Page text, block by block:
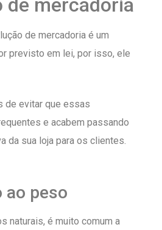
de mercadoria
de mercadoria é um
previsto em lei, por isso, ele
de evitar que essas
e acabem passando
da sua loja para os clientes.
ao peso
naturais, é muito comum a